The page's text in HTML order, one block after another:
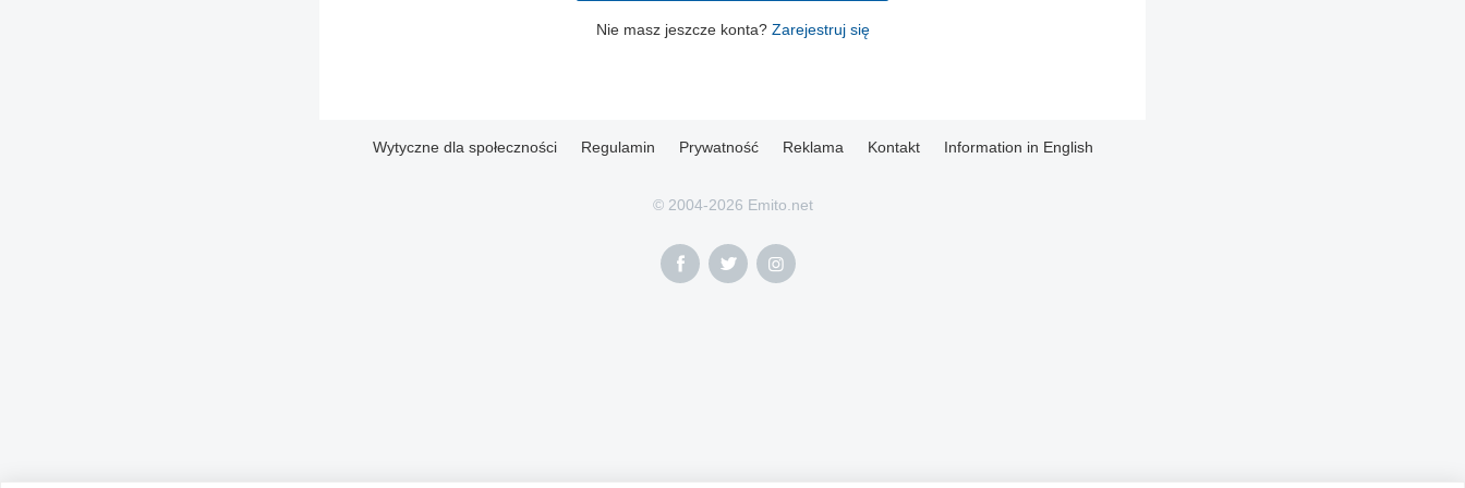
Nie masz jeszcze konta? Zarejestruj się
Wytyczne dla społeczności Regulamin Prywatność Reklama Kontakt Information in English
© 2004-2026 Emito.net